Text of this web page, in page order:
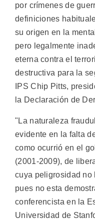
por crímenes de
definiciones
su origen en la
pero legalmente
eterna contra el
destructiva para la
IPS Chip Pitts,
la Declaración de
"La naturaleza
evidente en la falta
como ocurrió en el
(2001-2009), de
cuya peligrosidad no
pues no esta
conferencista en la
Universidad de